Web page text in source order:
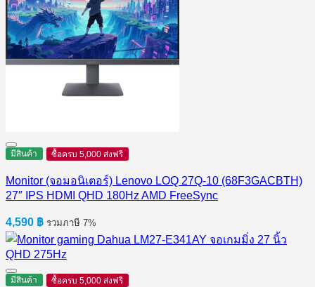
มีสินค้า ซื้อครบ 5,000 ส่งฟรี
Monitor (จอมอนิเตอร์) Lenovo LOQ 27Q-10 (68F3GACBTH)
27″ IPS HDMI QHD 180Hz AMD FreeSync
4,590 ฿ รวมภาษี 7%
มีสินค้า ซื้อครบ 5,000 ส่งฟรี